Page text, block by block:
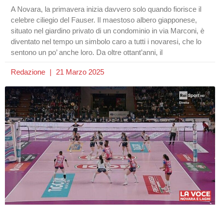
A Novara, la primavera inizia davvero solo quando fiorisce il
celebre ciliegio del Fauser. Il maestoso albero giapponese,
situato nel giardino privato di un condominio in via Marconi, è
diventato nel tempo un simbolo caro a tutti i novaresi, che lo
sentono un po’ anche loro. Da oltre ottant’anni, il
Redazione 21 Marzo 2025